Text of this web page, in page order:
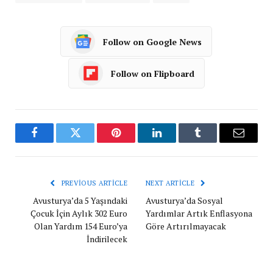
Follow on Google News
Follow on Flipboard
FacebookTwitter Pinterest LinkedInTumblr Email
PREVIOUS ARTICLE
Avusturya’da 5 Yaşındaki
Çocuk İçin Aylık 302 Euro
Olan Yardım 154 Euro’ya
İndirilecek
NEXT ARTICLE
Avusturya’da Sosyal
Yardımlar Artık Enflasyona
Göre Artırılmayacak